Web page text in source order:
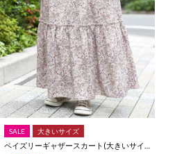
SALE 大きいサイズ